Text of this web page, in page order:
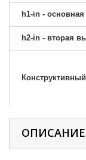
h1-in -
h2-in - вторая
ОПИСАНИЕ